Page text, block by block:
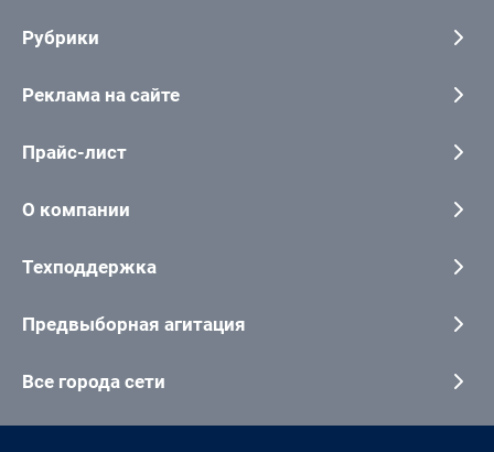
Рубрики
Реклама на сайте
Прайс-лист
О компании
Техподдержка
Предвыборная агитация
Все города сети